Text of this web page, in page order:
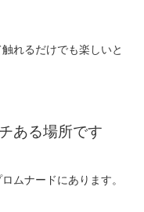
れるだけでも楽しいと
ある場所です
ムナードにあります。